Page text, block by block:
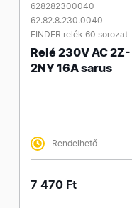
628282300040
62.82.8.230.0040
FINDER relék 60 sorozat
Relé 230V AC 2Z-
2NY 16A sarus
Rendelhető
7 470 Ft